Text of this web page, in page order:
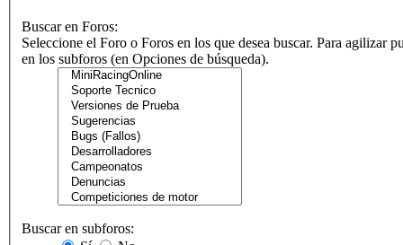
Buscar en Foros:
Seleccione el Foro o Foros en los que desea buscar. Para agilizar
en los subforos (en Opciones de búsqueda).
Buscar en subforos: